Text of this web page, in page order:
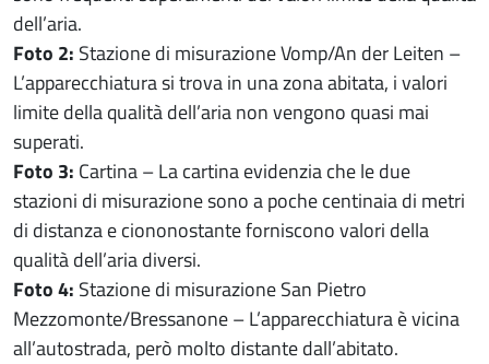
dell’aria.
Foto 2: Stazione di misurazione Vomp/An der Leiten –
L’apparecchiatura si trova in una zona abitata, i valori
limite della qualità dell’aria non vengono quasi mai
superati.
Foto 3: Cartina – La cartina evidenzia che le due
stazioni di misurazione sono a poche centinaia di metri
di distanza e ciononostante forniscono valori della
qualità dell’aria diversi.
Foto 4: Stazione di misurazione San Pietro
Mezzomonte/Bressanone – L’apparecchiatura è vicina
all’autostrada, però molto distante dall’abitato.